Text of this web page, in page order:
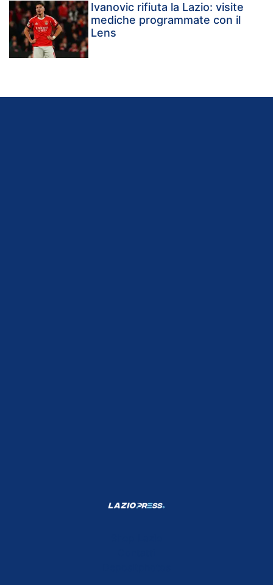
Ivanovic rifiuta la Lazio: visite
mediche programmate con il
Lens